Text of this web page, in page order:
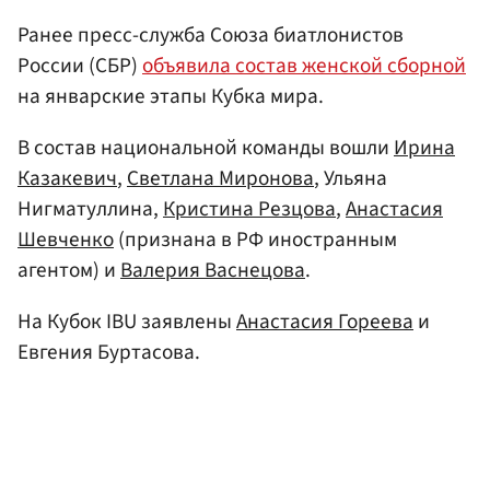
Ранее пресс-служба Союза биатлонистов
России (СБР)объявила состав женской сборной
на январские этапы Кубка мира.
В состав национальной команды вошлиИрина
Казакевич,Светлана Миронова, Ульяна
Нигматуллина,Кристина Резцова,Анастасия
Шевченко(признана в РФ иностранным
агентом) иВалерия Васнецова.
На Кубок IBU заявленыАнастасия Горееваи
Евгения Буртасова.